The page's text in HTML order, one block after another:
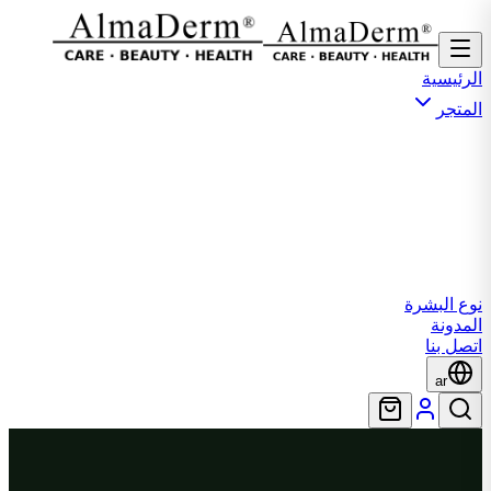
الرئيسية
المتجر
نوع البشرة
المدونة
اتصل بنا
ar